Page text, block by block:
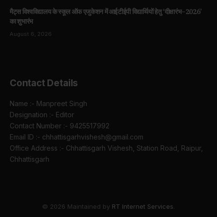
मैट्स विश्वविद्यालय के स्कूल ऑफ एजुकेशन में आईटीईपी विद्यार्थियों हेतु ‘दीक्षारंभ–2026’
का शुभारंभ
August 6, 2026
Contact Details
Name :- Manpreet Singh
Designation :- Editor
Contact Number :- 9425517992
Email ID :- chhattisgarhvishesh@gmail.com
Office Address :- Chhattisgarh Vishesh, Station Road, Raipur,
Chhattisgarh
© 2026 Maintained by RT Internet Services.